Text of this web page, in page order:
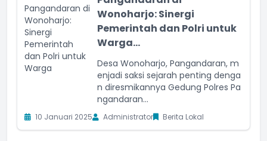
Wonoharjo: Sinergi
Pemerintah dan Polri untuk
Warga...
Desa Wonoharjo, Pangandaran, m
enjadi saksi sejarah penting denga
n diresmikannya Gedung Polres Pa
ngandaran...
10 Januari 2025 Administrator Berita Lokal